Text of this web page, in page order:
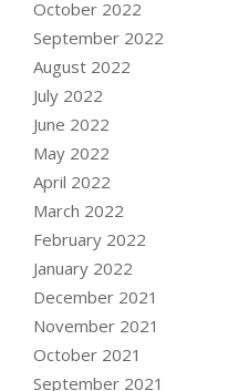
October 2022
September 2022
August 2022
July 2022
June 2022
May 2022
April 2022
March 2022
February 2022
January 2022
December 2021
November 2021
October 2021
September 2021